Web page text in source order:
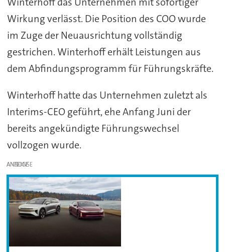
Wirkung verlässt. Die Position des COO wurde
im Zuge der Neuausrichtung vollständig
gestrichen. Winterhoff erhält Leistungen aus
dem Abfindungsprogramm für Führungskräfte.
Winterhoff hatte das Unternehmen zuletzt als
Interims-CEO geführt, ehe Anfang Juni der
bereits angekündigte Führungswechsel
vollzogen wurde.
ANZEIGE